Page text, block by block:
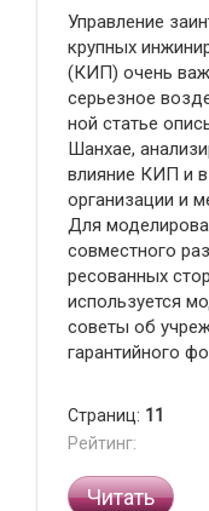
Управление
крупных
(КИП) очень
серьезное
ной статье
Шанхае,
влияние КИП и
организации и
Для
совместного
ресованных
используется
советы об
гарантийного
Страниц: 11
Рейтинг:
Читать